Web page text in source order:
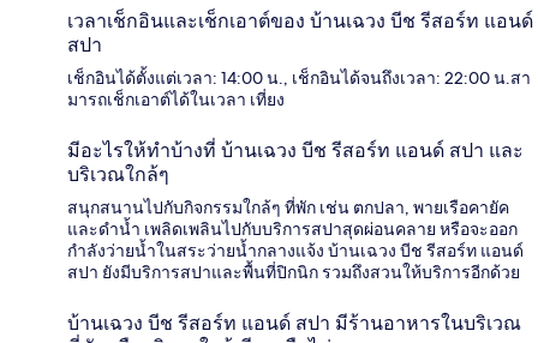
เวลาเช็กอินและเช็กเอาต์ของ บ้านเฉวง บีช รีสอร์ท แอนด์
สปา
เช็กอินได้ตั้งแต่เวลา: 14:00 น., เช็กอินได้จนถึงเวลา: 22:00 น.สา
มารถเช็กเอาต์ได้ในเวลา เที่ยง
มีอะไรให้ทำบ้างที่ บ้านเฉวง บีช รีสอร์ท แอนด์ สปา และ
บริเวณใกล้ๆ
สนุกสนานไปกับกิจกรรมใกล้ๆ ที่พัก เช่น ตกปลา, พายเรือคายัค
และดำน้ำ เพลิดเพลินไปกับบริการสปาสุดผ่อนคลาย หรือจะออก
กำลังว่ายน้ำในสระว่ายน้ำกลางแจ้ง บ้านเฉวง บีช รีสอร์ท แอนด์
สปา ยังมีบริการสปาและพื้นที่ปิกนิก รวมถึงสวนให้บริการอีกด้วย
บ้านเฉวง บีช รีสอร์ท แอนด์ สปา มีร้านอาหารในบริเวณ